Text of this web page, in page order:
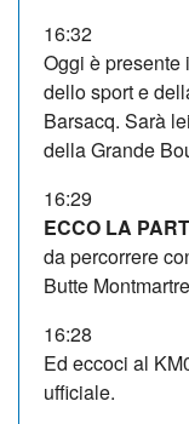
16:32
Oggi è presente
dello sport e
Barsacq. Sarà
della Grande
16:29
ECCO LA
da percorrere
Butte
16:28
Ed eccoci al
ufficiale.